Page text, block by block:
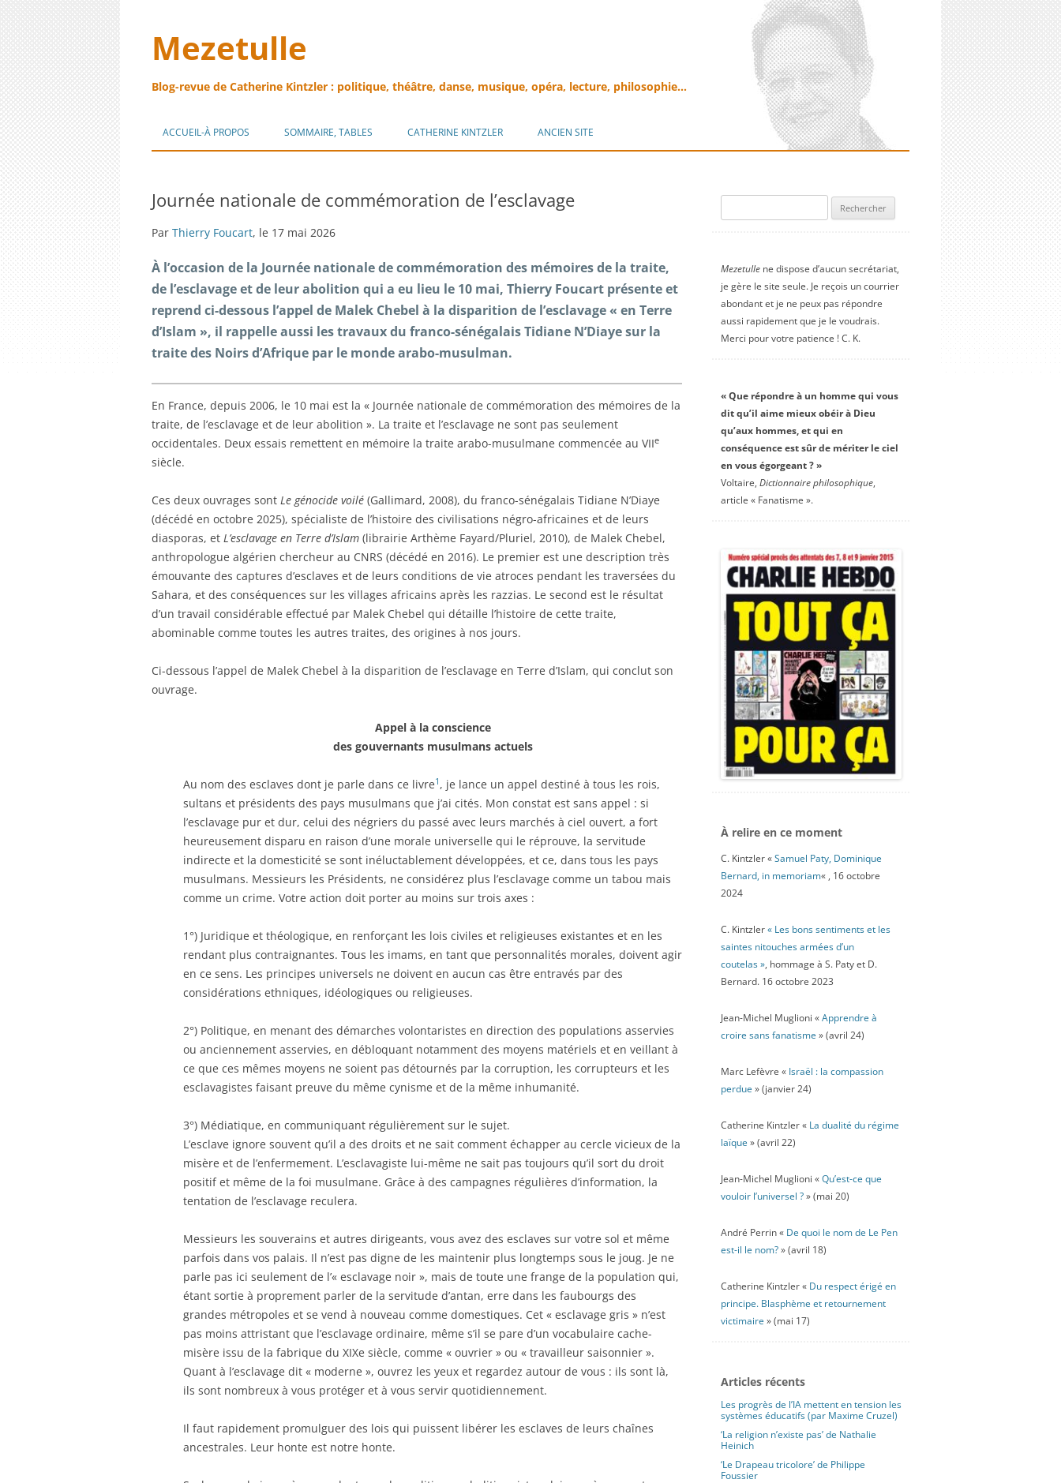
Mezetulle
Blog-revue de Catherine Kintzler : politique, théâtre, danse, musique, opéra, lecture, philosophie…
au
ACCUEIL-À PROPOS SOMMAIRE, TABLES CATHERINE KINTZLER ANCIEN SITE
Journée nationale de commémoration de l’esclavage
Par Thierry Foucart, le 17 mai 2026
À l’occasion de la Journée nationale de commémoration des mémoires de la traite,
de l’esclavage et de leur abolition qui a eu lieu le 10 mai, Thierry Foucart présente et
reprend ci-dessous l’appel de Malek Chebel à la disparition de l’esclavage « en Terre
d’Islam », il rappelle aussi les travaux du franco-sénégalais Tidiane N’Diaye sur la
traite des Noirs d’Afrique par le monde arabo-musulman.
En France, depuis 2006, le 10 mai est la « Journée nationale de commémoration des mémoires de la
traite, de l’esclavage et de leur abolition ». La traite et l’esclavage ne sont pas seulement
occidentales. Deux essais remettent en mémoire la traite arabo-musulmane commencée au VIIe
siècle.
Ces deux ouvrages sont Le génocide voilé (Gallimard, 2008), du franco-sénégalais Tidiane N’Diaye
(décédé en octobre 2025), spécialiste de l’histoire des civilisations négro-africaines et de leurs
diasporas, et L’esclavage en Terre d’Islam (librairie Arthème Fayard/Pluriel, 2010), de Malek Chebel,
anthropologue algérien chercheur au CNRS (décédé en 2016). Le premier est une description très
émouvante des captures d’esclaves et de leurs conditions de vie atroces pendant les traversées du
Sahara, et des conséquences sur les villages africains après les razzias. Le second est le résultat
d’un travail considérable effectué par Malek Chebel qui détaille l’histoire de cette traite,
abominable comme toutes les autres traites, des origines à nos jours.
Ci-dessous l’appel de Malek Chebel à la disparition de l’esclavage en Terre d’Islam, qui conclut son
ouvrage.
Appel à la conscience
des gouvernants musulmans actuels
Au nom des esclaves dont je parle dans ce livre1 , je lance un appel destiné à tous les rois,
sultans et présidents des pays musulmans que j’ai cités. Mon constat est sans appel : si
l’esclavage pur et dur, celui des négriers du passé avec leurs marchés à ciel ouvert, a fort
heureusement disparu en raison d’une morale universelle qui le réprouve, la servitude
indirecte et la domesticité se sont inéluctablement développées, et ce, dans tous les pays
musulmans. Messieurs les Présidents, ne considérez plus l’esclavage comme un tabou mais
comme un crime. Votre action doit porter au moins sur trois axes :
1°) Juridique et théologique, en renforçant les lois civiles et religieuses existantes et en les
rendant plus contraignantes. Tous les imams, en tant que personnalités morales, doivent agir
en ce sens. Les principes universels ne doivent en aucun cas être entravés par des
considérations ethniques, idéologiques ou religieuses.
2°) Politique, en menant des démarches volontaristes en direction des populations asservies
ou anciennement asservies, en débloquant notamment des moyens matériels et en veillant à
ce que ces mêmes moyens ne soient pas détournés par la corruption, les corrupteurs et les
esclavagistes faisant preuve du même cynisme et de la même inhumanité.
3°) Médiatique, en communiquant régulièrement sur le sujet.
L’esclave ignore souvent qu’il a des droits et ne sait comment échapper au cercle vicieux de la
misère et de l’enfermement. L’esclavagiste lui-même ne sait pas toujours qu’il sort du droit
positif et même de la foi musulmane. Grâce à des campagnes régulières d’information, la
tentation de l’esclavage reculera.
Messieurs les souverains et autres dirigeants, vous avez des esclaves sur votre sol et même
parfois dans vos palais. Il n’est pas digne de les maintenir plus longtemps sous le joug. Je ne
parle pas ici seulement de l’« esclavage noir », mais de toute une frange de la population qui,
étant sortie à proprement parler de la servitude d’antan, erre dans les faubourgs des
grandes métropoles et se vend à nouveau comme domestiques. Cet « esclavage gris » n’est
pas moins attristant que l’esclavage ordinaire, même s’il se pare d’un vocabulaire cache-
misère issu de la fabrique du XIXe siècle, comme « ouvrier » ou « travailleur saisonnier ».
Quant à l’esclavage dit « moderne », ouvrez les yeux et regardez autour de vous : ils sont là,
ils sont nombreux à vous protéger et à vous servir quotidiennement.
Il faut rapidement promulguer des lois qui puissent libérer les esclaves de leurs chaînes
ancestrales. Leur honte est notre honte.
Mezetullene dispose d’aucun secrétariat,
je gère le site seule. Je reçois un courrier
abondant et je ne peux pas répondre
aussi rapidement que je le voudrais.
Merci pour votre patience ! C. K.
« Que répondre à un homme qui vous
dit qu’il aime mieux obéir à Dieu
qu’aux hommes, et qui en
conséquence est sûr de mériter le ciel
en vous égorgeant ? »
Voltaire, Dictionnaire philosophique,
article « Fanatisme ».
À relire en ce moment
C. Kintzler «Samuel Paty, Dominique
Bernard, in memoriam« , 16 octobre
2024
C. Kintzler« Les bons sentiments et les
saintes nitouches armées d’un
coutelas », hommage à S. Paty et D.
Bernard. 16 octobre 2023
Jean-Michel Muglioni «Apprendre à
croire sans fanatisme » (avril 24)
Marc Lefèvre « Israël : la compassion
perdue » (janvier 24)
Catherine Kintzler « La dualité du régime
laïque » (avril 22)
Jean-Michel Muglioni «Qu’est-ce que
vouloir l’universel ?» (mai 20)
André Perrin « De quoi le nom de Le Pen
est-il le nom?» (avril 18)
Catherine Kintzler « Du respect érigé en
principe. Blasphème et retournement
victimaire » (mai 17)
Articles récents
Les progrès de l’IA mettent en tension les
systèmes éducatifs (par Maxime Cruzel)
‘La religion n’existe pas’ de Nathalie
Heinich
‘Le Drapeau tricolore’ de Philippe
Foussier